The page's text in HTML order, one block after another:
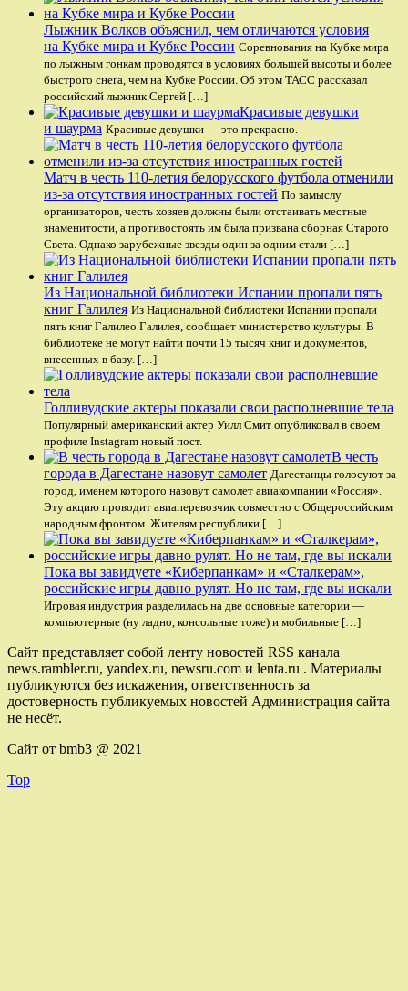
Лыжник Волков объяснил, чем отличаются условия
на Кубке мира и Кубке России Соревнования на Кубке мира
по лыжным гонкам проводятся в условиях большей высоты и более
быстрого снега, чем на Кубке России. Об этом ТАСС рассказал
российский лыжник Сергей […]
Красивые девушки
и шаурма Красивые девушки — это прекрасно.
Матч в честь 110-летия белорусского футбола отменили
из-за отсутствия иностранных гостей По замыслу
организаторов, честь хозяев должны были отстаивать местные
знаменитости, а противостоять им была призвана сборная Старого
Света. Однако зарубежные звезды один за одним стали […]
Из Национальной библиотеки Испании пропали пять
книг Галилея Из Национальной библиотеки Испании пропали
пять книг Галилео Галилея, сообщает министерство культуры. В
библиотеке не могут найти почти 15 тысяч книг и документов,
внесенных в базу. […]
Голливудские актеры показали свои располневшие тела
Популярный американский актер Уилл Смит опубликовал в своем
профиле Instagram новый пост.
В честь
города в Дагестане назовут самолет Дагестанцы голосуют за
город, именем которого назовут самолет авиакомпании «Россия».
Эту акцию проводит авиаперевозчик совместно с Общероссийским
народным фронтом. Жителям республики […]
Пока вы завидуете «Киберпанкам» и «Сталкерам»,
российские игры давно рулят. Но не там, где вы искали
Игровая индустрия разделилась на две основные категории —
компьютерные (ну ладно, консольные тоже) и мобильные […]
Сайт представляет собой ленту новостей RSS канала
news.rambler.ru, yandex.ru, newsru.com и lenta.ru . Материалы
публикуются без искажения, ответственность за
достоверность публикуемых новостей Администрация сайта
не несёт.
Сайт от bmb3 @ 2021
Top